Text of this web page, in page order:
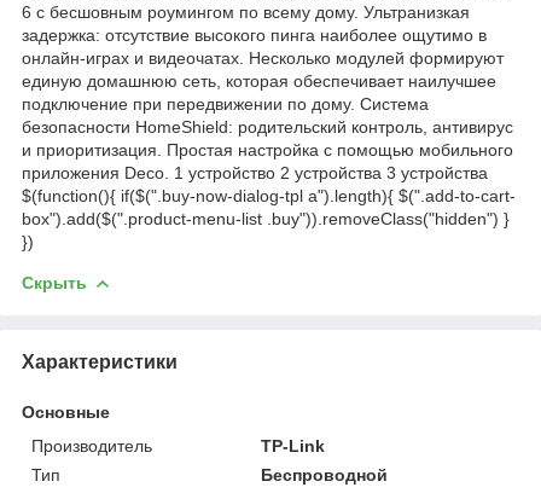
6 с бесшовным роумингом по всему дому. Ультранизкая
задержка: отсутствие высокого пинга наиболее ощутимо в
онлайн-играх и видеочатах. Несколько модулей формируют
единую домашнюю сеть, которая обеспечивает наилучшее
подключение при передвижении по дому. Система
безопасности HomeShield: родительский контроль, антивирус
и приоритизация. Простая настройка с помощью мобильного
приложения Deco. 1 устройство 2 устройства 3 устройства
$(function(){ if($(".buy-now-dialog-tpl a").length){ $(".add-to-cart-
box").add($(".product-menu-list .buy")).removeClass("hidden") }
})
Скрыть
Характеристики
Основные
Производитель
TP-Link
Тип
Беспроводной